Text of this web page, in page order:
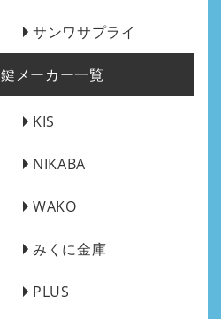
サンワサプライ
メーカー一覧
KIS
NIKABA
WAKO
みくに金庫
PLUS